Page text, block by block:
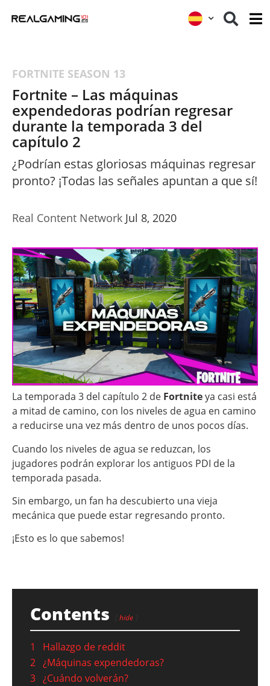
FORTNITE SEASON 13
Fortnite – Las máquinas
expendedoras podrían regresar
durante la temporada 3 del
capítulo 2
¿Podrían estas gloriosas máquinas regresar
pronto? ¡Todas las señales apuntan a que sí!
Real Content Network Jul 8, 2020
La temporada 3 del capítulo 2 de Fortniteya casi está
a mitad de camino, con los niveles de agua en camino
a reducirse una vez más dentro de unos pocos días.
Cuando los niveles de agua se reduzcan, los
jugadores podrán explorar los antiguos PDI de la
temporada pasada.
Sin embargo, un fan ha descubierto una vieja
mecánica que puede estar regresando pronto.
¡Esto es lo que sabemos!
Contents hide
1
Hallazgo de reddit
2 ¿Máquinas expendedoras?
3 ¿Cuándo volverán?